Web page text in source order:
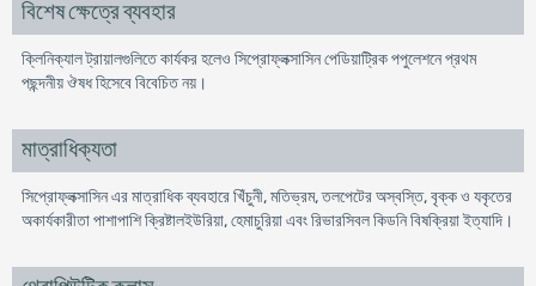
বিশেষ ক্ষেত্রে ব্যবহার
ক্লিনিক্যাল ট্রায়ালগুলিতে কার্যকর হলেও সিপ্রোফ্লক্সাসিন পেডিয়াট্রিক পপুলেশনে প্রথম
পছন্দনীয় ঔষধ হিসেবে বিবেচিত নয়।
মাত্রাধিক্যতা
সিপ্রোফ্লক্সাসিন এর মাত্রাধিক ব্যবহারে খিঁচুনী, মতিভ্রম, তলপেটের অস্বস্তি, বৃক্ক ও যকৃতের
অকার্যকারীতা পাশাপাশি ক্রিষ্টালইউরিয়া, হেমাচুরিয়া এবং রিভারসিবল কিডনি বিষক্রিয়া ইত্যাদি।